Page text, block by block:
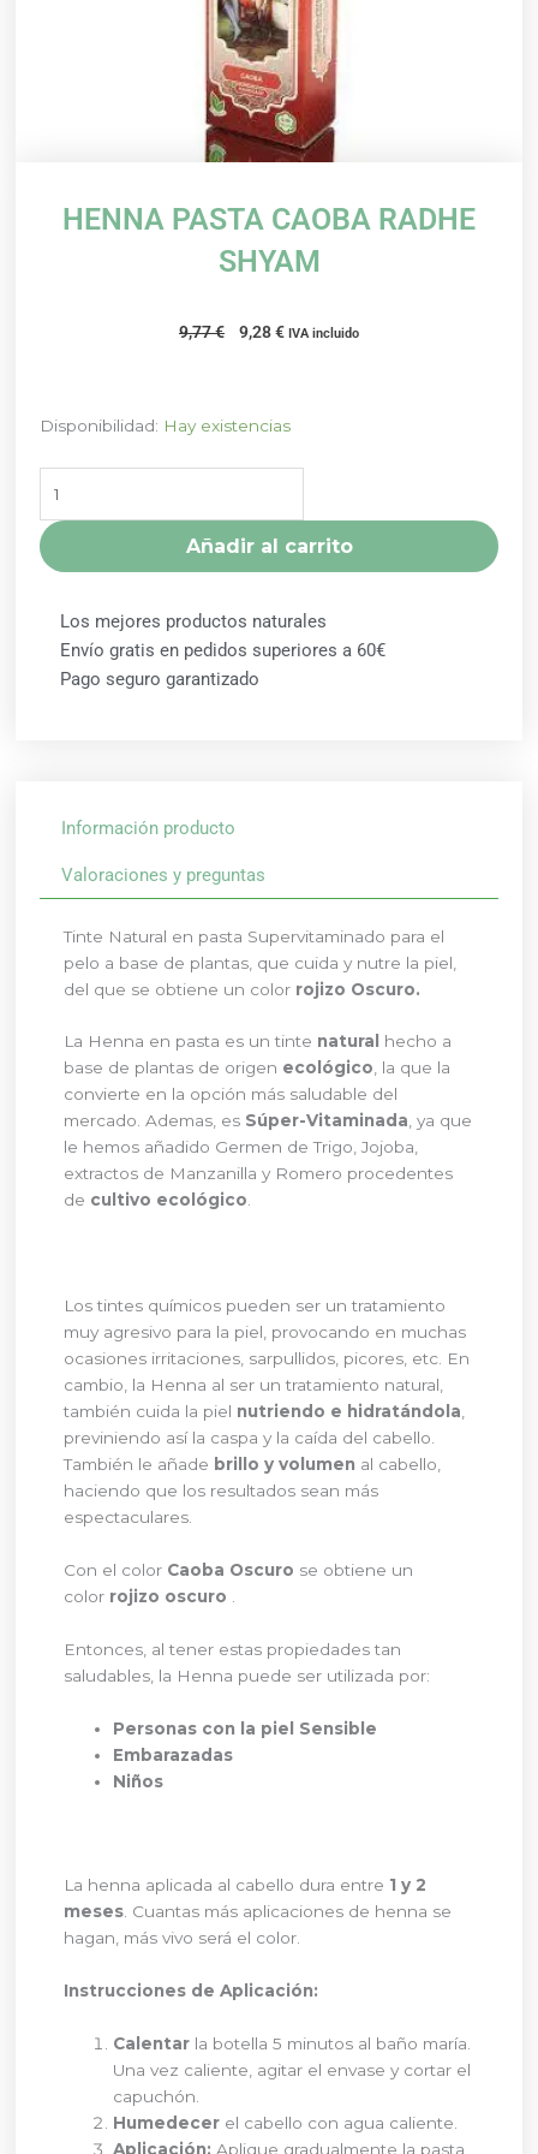
HENNA PASTA CAOBA RADHE
SHYAM
9,77€
El
9,77 €.
9,28€El
9,28 €.
IVA incluido
Disponibilidad: Hay existencias
HENNA
RADHE
SHYAM
cantidad
Añadir al carrito
Los mejores productos naturales
Envío gratis en pedidos superiores a 60€
Pago seguro garantizado
Información producto
Valoraciones y preguntas
Tinte Natural en pasta Supervitaminado para el
pelo a base de plantas, que cuida y nutre la piel,
del que se obtiene un color rojizo Oscuro.
La Henna en pasta es un tinte natural
hecho a
base de plantas de origen ecológico, la que la
convierte en la opción más saludable del
mercado. Ademas, es Súper-Vitaminada, ya que
le hemos añadido Germen de Trigo, Jojoba,
extractos de Manzanilla y Romero procedentes
de cultivo ecológico.
Los tintes químicos pueden ser un tratamiento
muy agresivo para la piel, provocando en muchas
ocasiones irritaciones, sarpullidos, picores, etc. En
cambio, la Henna al ser un tratamiento natural,
también cuida la piel nutriendo e hidratándola,
previniendo así la caspa y la caída del cabello.
También le añade brillo y volumen al cabello,
haciendo que los resultados sean más
espectaculares.
Con el color Caoba Oscuro se obtiene un
color rojizo oscuro
Entonces, al tener estas propiedades tan
saludables, la Henna puede ser utilizada por:
Personas con la piel Sensible
Embarazadas
Niños
La henna aplicada al cabello dura entre 1 y 2
meses. Cuantas más aplicaciones de henna se
hagan, más vivo será el color.
Instrucciones de Aplicación:
Calentar la botella 5 minutos al baño maría.
Una vez caliente, agitar el envase y cortar el
capuchón.
Humedecer el cabello con agua caliente.
Aplicación: Aplique gradualmente la pasta
HENNA
CAOBA
PASTA